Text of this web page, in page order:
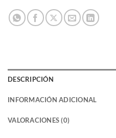
DESCRIPCIÓN
INFORMACIÓN ADICIONAL
VALORACIONES (0)